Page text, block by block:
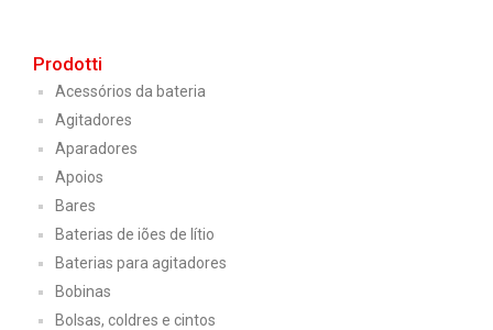
Prodotti
Acessórios da bateria
Agitadores
Aparadores
Apoios
Bares
Baterias de iões de lítio
Baterias para agitadores
Bobinas
Bolsas, coldres e cintos